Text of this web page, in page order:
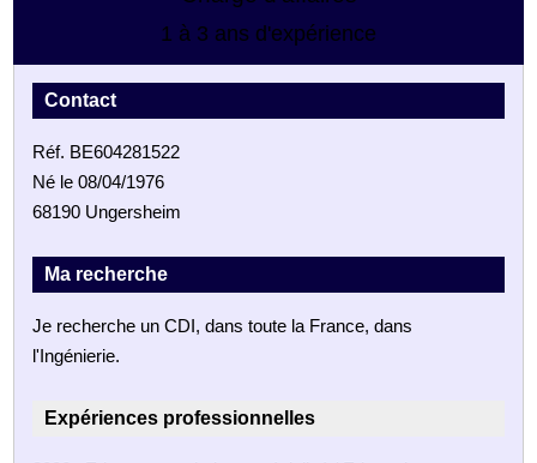
1 à 3 ans d'expérience
Contact
Réf. BE604281522
Né le 08/04/1976
68190 Ungersheim
Ma recherche
Je recherche un CDI, dans toute la France, dans
l'Ingénierie.
Expériences professionnelles